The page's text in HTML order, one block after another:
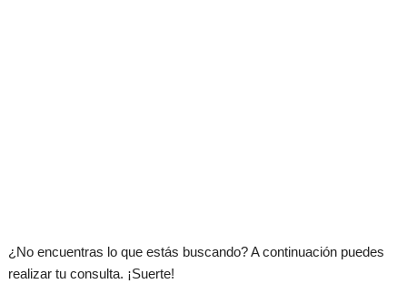
¿No encuentras lo que estás buscando? A continuación puedes
realizar tu consulta. ¡Suerte!